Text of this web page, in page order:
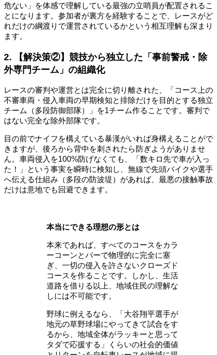
危ない」を体感で理解している最強の立哨員が配置されるこ
とになります。参加者が裏方を経験することで、レースがど
れだけの綱渡りで運営されているかという相互理解も深まり
ます。
2. 【解決策②】競技から独立した「事前警戒・除
外専門チーム」の組織化
レースの審判や運営とは完全に切り離された、「コース上の
不審車両・侵入車両の早期検知と排除だけを目的とする独立
チーム（多段防御部隊）」を1チーム作ることです。審判で
はない完全な除外部隊です。
目の前でナイフを構えている暴漢がいれば身構えることがで
きますが、後ろから背中を刺されたら防ぎようがありませ
ん。車両侵入を100%防げなくても、「数キロ先で車が入っ
た！」という事実を瞬時に検知し、無線で先頭バイクや選手
へ伝える仕組み（多段の防波堤）があれば、最悪の接触事故
だけは意地でも回避できます。
本当にできる理想の形とは
本来であれば、すべてのコースをカラ
ーコーンとバーで物理的に完全に塞
ぎ、一切の侵入を許さないクローズド
コースを作ることです。しかし、生活
道路を借りる以上、地域住民の理解な
しには不可能です。
野球に例えるなら、「大谷翔平選手が
地元の草野球場にやってきて試合をす
るから、地域全体がラッキーと思って
タダで応援する」くらいの社会的価値